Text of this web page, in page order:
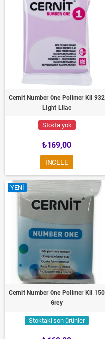
Cernit Number One Polimer Kil 932
Light Lilac
Stokta yok
₺169,00
INCELE
YENI
Cernit Number One Polimer Kil 150
Grey
Stoktaki son ürünler